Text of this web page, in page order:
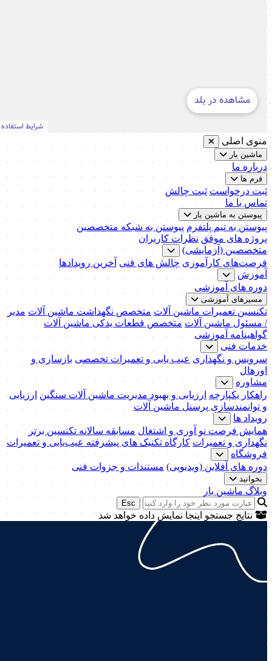
منوی اصلی
ماشین یار
درباره ما
فرم ها
ثبت درخواست ثبت چالش
تماس با ما
پیوستن به ماشین یار
پیوستن به تیم پلتفرم پیوستن به شبکه متخصصین
پروژه های موفق نظرات کاربران
متخصصین (آزمایشی)
فرصت‌های کارآموزی چالش های فنی آخرین رویدادها
آموزش
دوره های آموزشی
مسیرهای آموزشی
تکنسین تعمیرات ماشین آلات متخصص نگهداشت ماشین آلات مدیر
/ مسئول ماشین آلات متخصص قطعات یدکی ماشین آلات
گواهینامه آموزشی
خدمات فنی
سرویس و نگهداری عیب یابی و تعمیرات تخصصی بازسازی و
اورهال
مشاوره
راهکار یکپارچه ارزیابی و بهبود مدیریت ماشین آلات سنگین ارزیابی
و توانمندسازی پرسنل ماشین آلات
رویداد ها
همایش فرصت نو آوری و اشتغال مسابقه سالانه تکنسین برتر
نگهداری و تعمیرات کارگاه تکنیک‌ های پیشرفته عیب‌یابی و تعمیرات
فروشگاه
دوره های آفلاین (ویدیویی) مستندات و جزوات فنی
بخوانید
وبلاگ ماشین یار
Esc
نتایج جستجو اینجا نمایش داده خواهد شد